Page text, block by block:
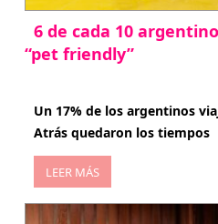
6 de cada 10
“pet friendly”
Un 17% de los argentinos
Atrás quedaron los tiempos
LEER MÁS